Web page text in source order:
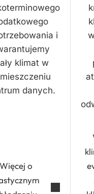
i
klimat w
danych.
Więcej o